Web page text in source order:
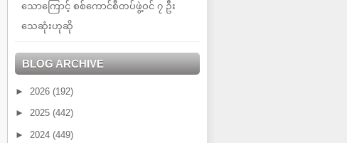
သောကြောင့် စစ်ကောင်စီတပ်ဖွဲ့ဝင် ၇ ဦး
သေဆုံးဟုဆို
BLOG ARCHIVE
► 2026 (192)
► 2025 (442)
► 2024 (449)